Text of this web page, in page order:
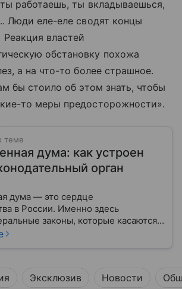
работаешь, ты вкладываешься,
Люди еле-еле сводят концы
властей
обстановку похожа
а на что-то более страшное.
бы стоило об этом знать, чтобы
то меры предосторожности».
теме
дума: как устроен
орган
дума — это сердце
в России. Именно здесь
законы, которые касаются
от образования и
Эксклюзив Новости